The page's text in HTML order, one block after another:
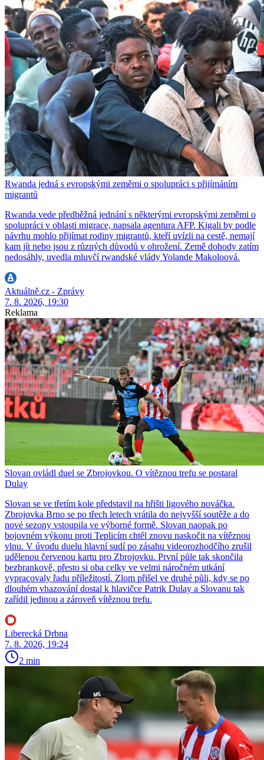
Rwanda jedná s evropskými zeměmi o spolupráci s přijímáním
migrantů
Rwanda vede předběžná jednání s některými evropskými zeměmi o
spolupráci v oblasti migrace, napsala agentura AFP. Kigali by podle
návrhu mohlo přijímat rodiny migrantů, kteří uvízli na cestě, nemají
kam jít nebo jsou z různých důvodů v ohrožení. Země dohody zatím
nedosáhly, uvedla mluvčí rwandské vlády Yolande Makoloová.
Aktuálně.cz - Zprávy
7. 8. 2026, 19:30
Reklama
Slovan ovládl duel se Zbrojovkou. O vítěznou trefu se postaral
Dulay
Slovan se ve třetím kole představil na hřišti ligového nováčka.
Zbrojovka Brno se po třech letech vrátila do nejvyšší soutěže a do
nové sezony vstoupila ve výborné formě. Slovan naopak po
bojovném výkonu proti Teplicím chtěl znovu naskočit na vítěznou
vlnu. V úvodu duelu hlavní sudí po zásahu videorozhodčího zrušil
udělenou červenou kartu pro Zbrojovku. První půle tak skončila
bezbrankově, přesto si oba celky ve velmi náročném utkání
vypracovaly řadu příležitostí. Zlom přišel ve druhé půli, kdy se po
dlouhém vhazování dostal k hlavičce Patrik Dulay a Slovanu tak
zařídil jedinou a zároveň vítěznou trefu.
Liberecká Drbna
7. 8. 2026, 19:24
2 min